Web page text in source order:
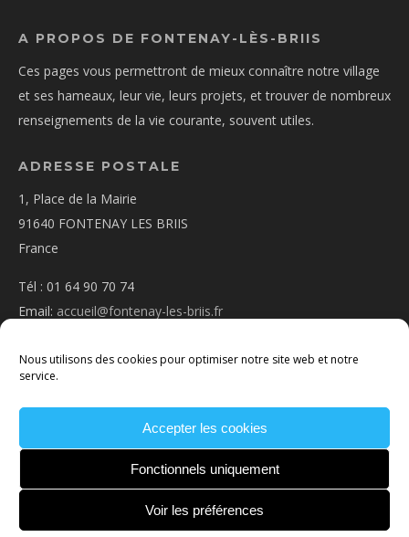
Nous utilisons des cookies pour optimiser notre site web et notre
service.
Accepter les cookies
Fonctionnels uniquement
Voir les préférences
A PROPOS DE FONTENAY-LÈS-BRIIS
Ces pages vous permettront de mieux connaître notre village
et ses hameaux, leur vie, leurs projets, et trouver de nombreux
renseignements de la vie courante, souvent utiles.
ADRESSE POSTALE
1, Place de la Mairie
91640 FONTENAY LES BRIIS
France
Tél : 01 64 90 70 74
Email: accueil@fontenay-les-briis.fr
NOUS CONTACTER
LÉGALES
POLITIQUE DE COOKIES
CONDITIONS
GÉNÉRALES